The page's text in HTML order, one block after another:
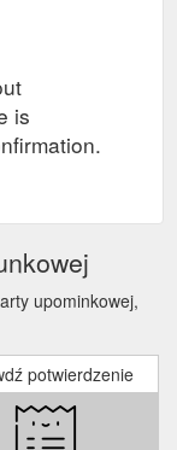
is
upominkowej,
potwierdzenie